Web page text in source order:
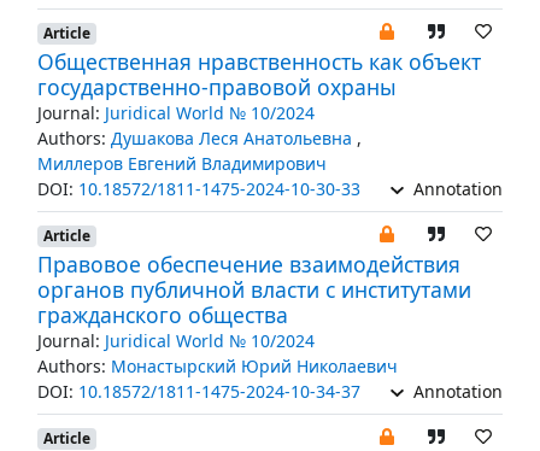
Article
Общественная нравственность как объект
государственно-правовой охраны
Journal: Juridical World № 10/2024
Authors: Душакова Леся Анатольевна ,
Миллеров Евгений Владимирович
DOI: 10.18572/1811-1475-2024-10-30-33 Annotation
Article
Правовое обеспечение взаимодействия
органов публичной власти с институтами
гражданского общества
Journal: Juridical World № 10/2024
Authors: Монастырский Юрий Николаевич
DOI: 10.18572/1811-1475-2024-10-34-37 Annotation
Article